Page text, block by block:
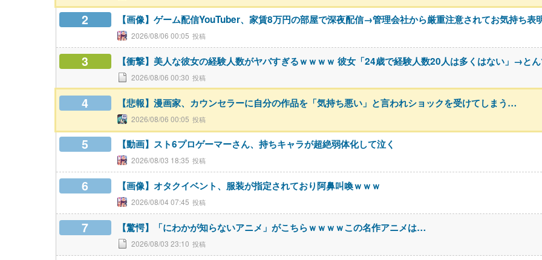
2 【画像】ゲーム配信YouTuber、家賃8万円の部屋で深夜配信→管理会社から厳重注意されてお気持ち表
2026/08/06 00:05
3 【衝撃】美人な彼女の経験人数がヤバすぎるｗｗｗｗ 彼女「24歳で経験人数20人は多くはない」→
2026/08/06 00:30
4 【悲報】漫画家、カウンセラーに自分の作品を「気持ち悪い」と言われショックを受けてしまう…
2026/08/06 00:05
5 【動画】スト6プロゲーマーさん、持ちキャラが超絶弱体化して泣く
2026/08/03 18:35
6 【画像】オタクイベント、服装が指定されており阿鼻叫喚ｗｗｗ
2026/08/04 07:45
7 【驚愕】「にわかが知らないアニメ」がこちらｗｗｗｗこの名作アニメは…
2026/08/03 23:10